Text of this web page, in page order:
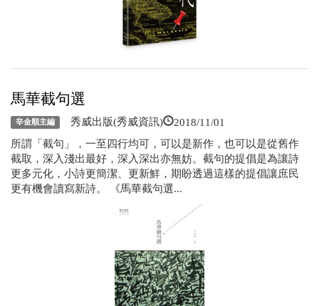
馬華截句選
辛金順主編 秀威出版(秀威資訊) 2018/11/01
所謂「截句」，一至四行均可，可以是新作，也可以是從舊作
截取，深入淺出最好，深入深出亦無妨。截句的提倡是為讓詩
更多元化，小詩更簡潔、更新鮮，期盼透過這樣的提倡讓庶民
更有機會讀寫新詩。 《馬華截句選...